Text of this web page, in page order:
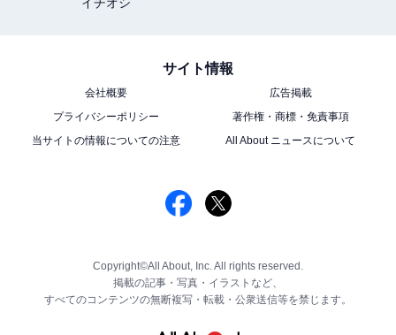
サイト情報
会社概要
広告掲載
プライバシーポリシー
著作権・商標・免責事項
当サイトの情報についての注意
All About ニュースについて
Copyright©All About, Inc. All rights reserved.
掲載の記事・写真・イラストなど、
すべてのコンテンツの無断複写・転載・公衆送信等を禁じます。